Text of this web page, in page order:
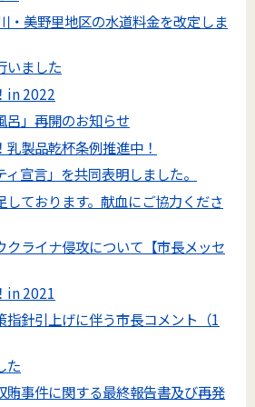
・美野里地区の水道料金を改定しま
いました
in 2022
呂」再開のお知らせ
製品乾杯条例推進中！
ィ宣言」を共同表明しました。
しております。献血にご協力くださ
クライナ侵攻について【市長メッセ
in 2021
指針引上げに伴う市長コメント（1
た
賄事件に関する最終報告書及び再発